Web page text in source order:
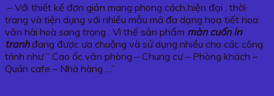
– Với thiết kế đơn giản mang phong cách hiện đại , thời
trang và tiện dụng với nhiều mẫu mã đa dạng hoạ tiết hoa
văn hài hoà sang trọng . Vì thế sản phẩm màn cuốn in
tranhđang được ưa chuộng và sử dụng nhiều cho các công
trình như ” Cao ốc văn phòng – Chung cư – Phòng khách –
Quán cafe – Nhà hàng …”